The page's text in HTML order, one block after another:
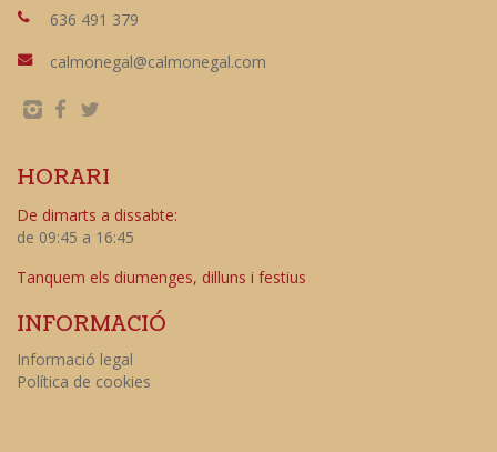
636 491 379
calmonegal@calmonegal.com
HORARI
De dimarts a dissabte:
de 09:45 a 16:45
Tanquem els diumenges, dilluns i festius
INFORMACIÓ
Informació legal
Política de cookies